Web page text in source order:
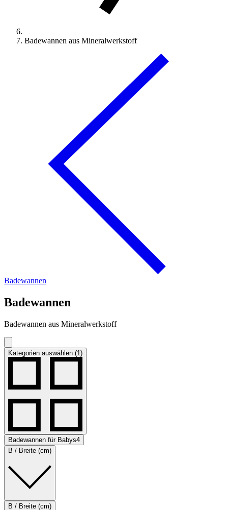
Badewannen aus Mineralwerkstoff
Badewannen
Badewannen
Badewannen aus Mineralwerkstoff
Kategorien auswählen (1)
Badewannen für Babys4
B / Breite (cm)
B / Breite (cm)